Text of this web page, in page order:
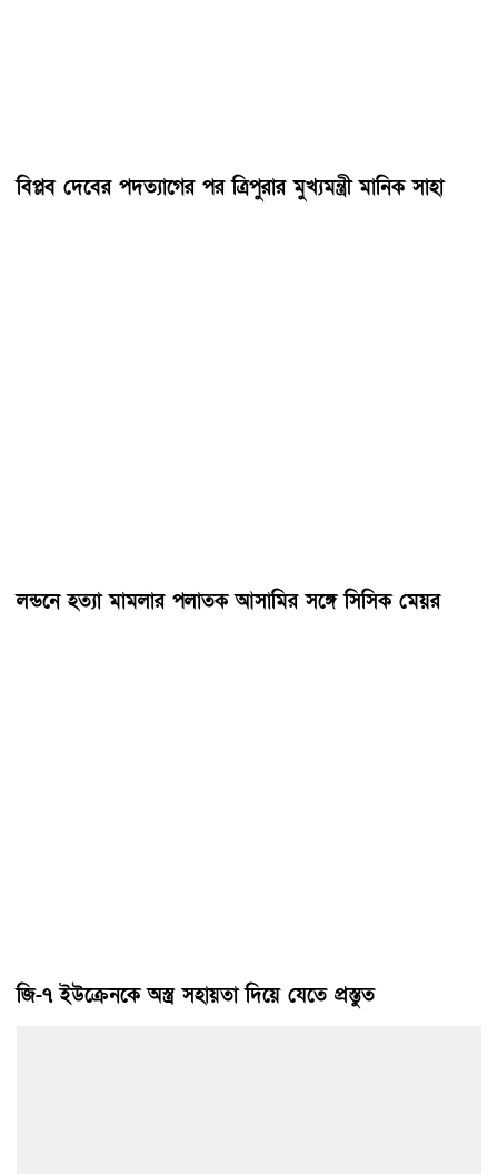
বিপ্লব দেবের পদত্যাগের পর ত্রিপুরার মুখ্যমন্ত্রী মানিক সাহা
লন্ডনে হত্যা মামলার পলাতক আসামির সঙ্গে সিসিক মেয়র
জি-৭ ইউক্রেনকে অস্ত্র সহায়তা দিয়ে যেতে প্রস্তুত